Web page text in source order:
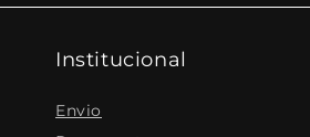
Institucional
Envio